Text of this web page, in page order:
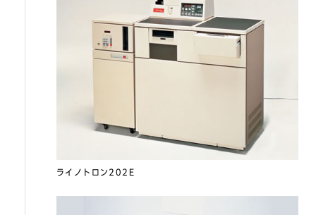
ライノトロン202E